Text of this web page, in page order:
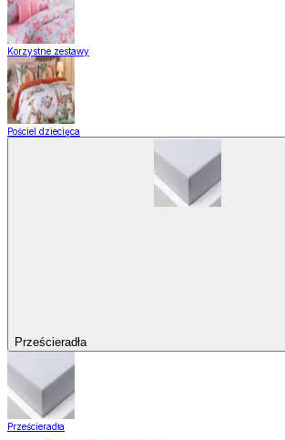
Korzystne zestawy
Pościel dziecięca
Prześcieradła
Prześcieradła